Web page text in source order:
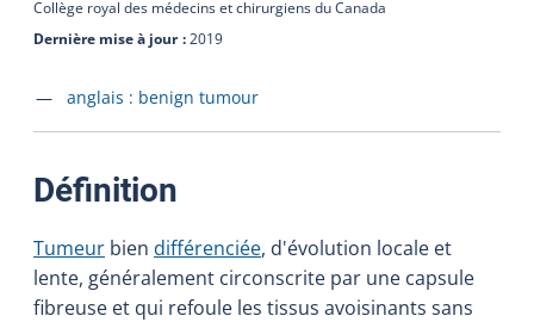
Collège royal des médecins et chirurgiens du Canada
Dernière mise à jour 2019
Accéder à la fiche en
anglais : benign tumour
Définition
Tumeur bien différenciée, d'évolution locale et
lente, généralement circonscrite par une capsule
fibreuse et qui refoule les tissus avoisinants sans